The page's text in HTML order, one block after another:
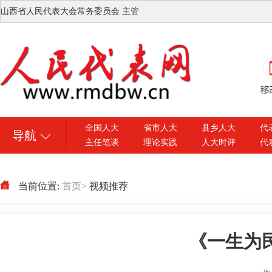
山西省人民代表大会常务委员会 主管
导航
全国人大 省市人大 县乡人大
代
主任笔谈
理论实践 人大时评 代
当前位置: 首页> 视频推荐
《一生